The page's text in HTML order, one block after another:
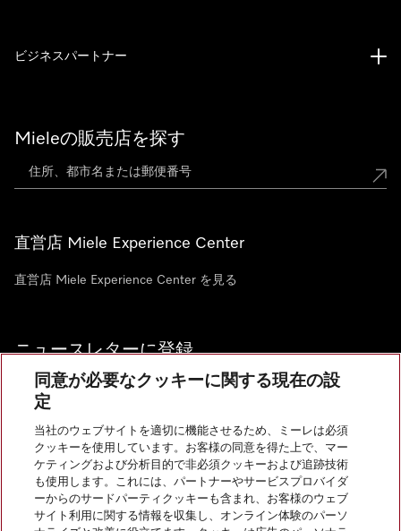
Mieleの販売店を探す
直営店 Miele Experience Center
直営店 Miele Experience Center を見る
ニュースレターに登録
お問い合わせ
ビジネスパートナー
InstagramのMiele
YoutubeのMiele
同意が必要なクッキーに関する現在の設
定
当社のウェブサイトを適切に機能させるため、ミーレは必須
クッキーを使用しています。お客様の同意を得た上で、マー
ケティングおよび分析目的で非必須クッキーおよび追跡技術
も使用します。これには、パートナーやサービスプロバイダ
ーからのサードパーティクッキーも含まれ、お客様のウェブ
サイト利用に関する情報を収集し、オンライン体験のパーソ